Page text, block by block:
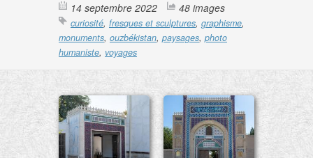
14 septembre 2022 48 images
curiosité, fresques et sculptures, graphisme,
monuments, ouzbékistan, paysages, photo
humaniste, voyages